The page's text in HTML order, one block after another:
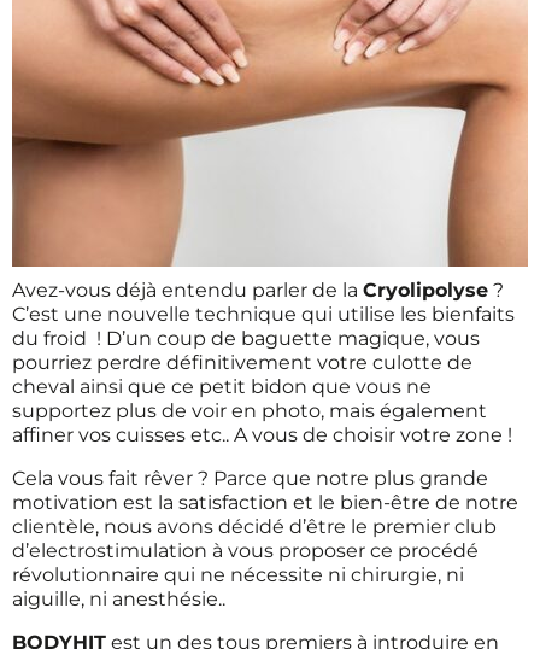
Avez-vous déjà entendu parler de la Cryolipolyse ?
C’est une nouvelle technique qui utilise les bienfaits
du froid ! D’un coup de baguette magique, vous
pourriez perdre définitivement votre culotte de
cheval ainsi que ce petit bidon que vous ne
supportez plus de voir en photo, mais également
affiner vos cuisses etc.. A vous de choisir votre zone !
Cela vous fait rêver ? Parce que notre plus grande
motivation est la satisfaction et le bien-être de notre
clientèle, nous avons décidé d’être le premier club
d’electrostimulation à vous proposer ce procédé
révolutionnaire qui ne nécessite ni chirurgie, ni
aiguille, ni anesthésie..
BODYHIT est un des tous premiers à introduire en